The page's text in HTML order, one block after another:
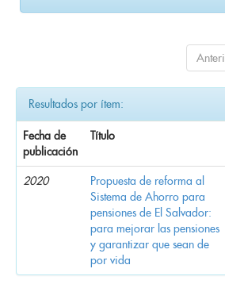
Resultados por ítem:
Fecha de
publicación
Título
2020
Propuesta de reforma al
Sistema de Ahorro para
pensiones de El Salvador:
para mejorar las pensiones
y garantizar que sean de
por vida